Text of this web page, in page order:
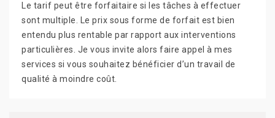
Le tarif peut être forfaitaire si les tâches à effectuer
sont multiple. Le prix sous forme de forfait est bien
entendu plus rentable par rapport aux interventions
particulières. Je vous invite alors faire appel à mes
services si vous souhaitez bénéficier d’un travail de
qualité à moindre coût.